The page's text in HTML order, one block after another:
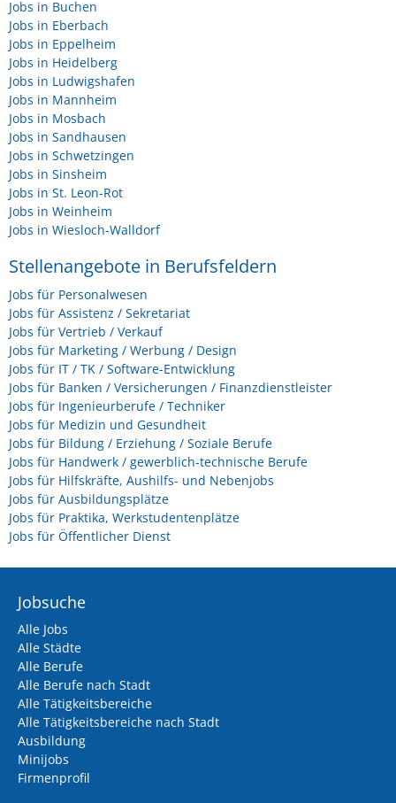
Jobs in Buchen
Jobs in Eberbach
Jobs in Eppelheim
Jobs in Heidelberg
Jobs in Ludwigshafen
Jobs in Mannheim
Jobs in Mosbach
Jobs in Sandhausen
Jobs in Schwetzingen
Jobs in Sinsheim
Jobs in St. Leon-Rot
Jobs in Weinheim
Jobs in Wiesloch-Walldorf
Stellenangebote in Berufsfeldern
Jobs für Personalwesen
Jobs für Assistenz / Sekretariat
Jobs für Vertrieb / Verkauf
Jobs für Marketing / Werbung / Design
Jobs für IT / TK / Software-Entwicklung
Jobs für Banken / Versicherungen / Finanzdienstleister
Jobs für Ingenieurberufe / Techniker
Jobs für Medizin und Gesundheit
Jobs für Bildung / Erziehung / Soziale Berufe
Jobs für Handwerk / gewerblich-technische Berufe
Jobs für Hilfskräfte, Aushilfs- und Nebenjobs
Jobs für Ausbildungsplätze
Jobs für Praktika, Werkstudentenplätze
Jobs für Öffentlicher Dienst
Jobsuche
Alle Jobs
Alle Städte
Alle Berufe
Alle Berufe nach Stadt
Alle Tätigkeitsbereiche
Alle Tätigkeitsbereiche nach Stadt
Ausbildung
Minijobs
Firmenprofil